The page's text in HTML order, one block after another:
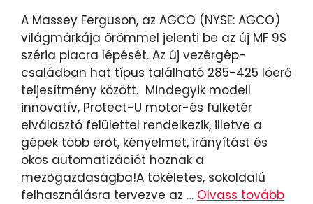
A Massey Ferguson, az AGCO (NYSE: AGCO)
világmárkája örömmel jelenti be az új MF 9S
széria piacra lépését. Az új vezérgép-
családban hat típus található 285-425 lóerő
teljesítmény között. Mindegyik modell
innovatív, Protect-U motor-és fülketér
elválasztó felülettel rendelkezik, illetve a
gépek több erőt, kényelmet, irányítást és
okos automatizációt hoznak a
mezőgazdaságba!A tökéletes, sokoldalú
felhasználásra tervezve az … Olvass tovább